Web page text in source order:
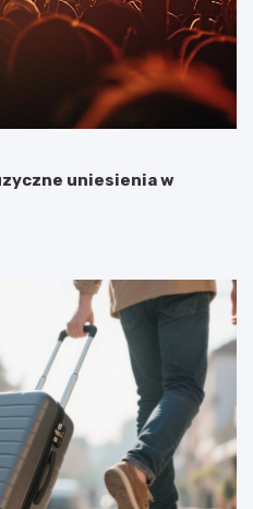
uniesienia w